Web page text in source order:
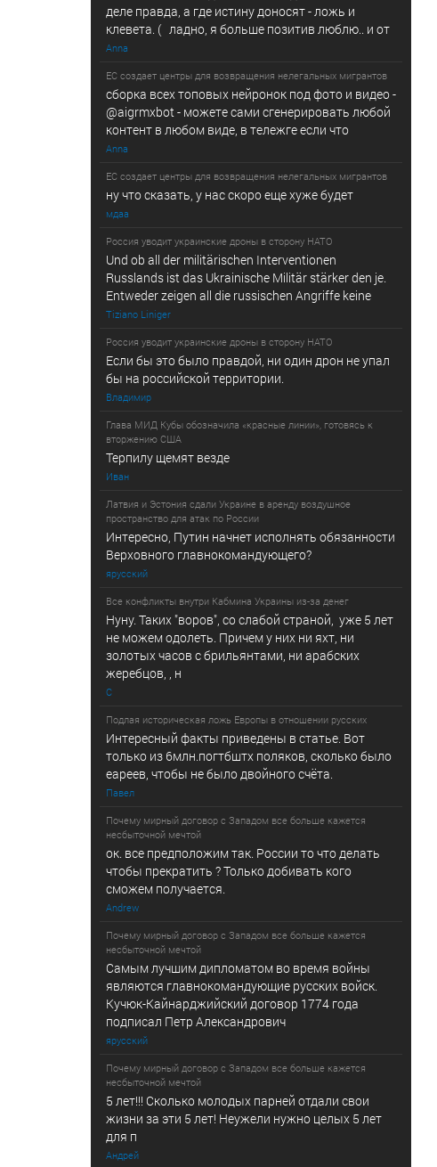
деле правда, а где истину доносят - ложь и
клевета. ( ладно, я больше позитив люблю.. и от
Anna
ЕС создает центры для возвращения нелегальных мигрантов
сборка всех топовых нейронок под фото и видео -
@­a­i­­gr­mx­b­­o­t - можете сами сгенерировать любой
контент в любом виде, в т­ележг­е е­сл­и ч­то
Anna
ЕС создает центры для возвращения нелегальных мигрантов
ну что сказать, у нас скоро еще хуже будет
мдаа
Россия уводит украинские дроны в сторону НАТО
Und ob all der militärischen Interventionen
Russlands ist das Ukrainische Militär stärker den je.
Entweder zeigen all die russischen Angriffe keine
Tiziano Liniger
Россия уводит украинские дроны в сторону НАТО
Если бы это было правдой, ни один дрон не упал
бы на российской территории.
Владимир
Глава МИД Кубы обозначила «красные линии», готовясь к
вторжению США
Терпилу щемят везде
Иван
Латвия и Эстония сдали Украине в аренду воздушное
пространство для атак по России
Интересно, Путин начнет исполнять обязанности
Верховного главнокомандующего?
ярусский
Все конфликты внутри Кабмина Украины из-за денег
Нуну. Таких "воров", со слабой страной, уже 5 лет
не можем одолеть. Причем у них ни яхт, ни
золотых часов с брильянтами, ни арабских
жеребцов, , н
С
Подлая историческая ложь Европы в отношении русских
Интересный факты приведены в статье. Вот
только из 6млн.погтбштх поляков, сколько было
еареев, чтобы не было двойного счёта.
Павел
Почему мирный договор с Западом все больше кажется
несбыточной мечтой
ок. все предположим так. России то что делать
чтобы прекратить ? Только добивать кого
сможем получается.
Andrew
Почему мирный договор с Западом все больше кажется
несбыточной мечтой
Самым лучшим дипломатом во время войны
являются главнокомандующие русских войск.
Кучюк-Кайнарджийский договор 1774 года
подписал Петр Александрович
ярусский
Почему мирный договор с Западом все больше кажется
несбыточной мечтой
5 лет!!! Сколько молодых парней отдали свои
жизни за эти 5 лет! Неужели нужно целых 5 лет
для п
Андрей